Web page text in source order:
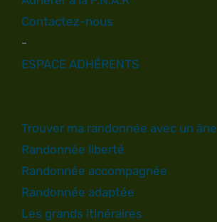
Contactez-nous
-
ESPACE ADHÉRENTS
Trouver ma randonnée avec un âne
Randonnée liberté
Randonnée accompagnée
Randonnée adaptée
Les grands itinéraires